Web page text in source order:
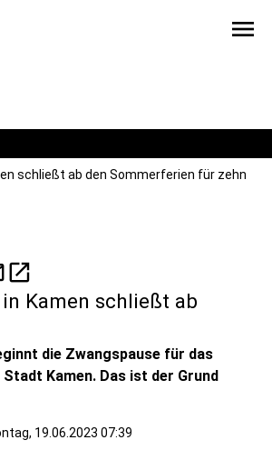
menu
schließt ab den Sommerferien für zehn
open_in_new
Kamen schließt ab
die Zwangspause für das
Kamen. Das ist der Grund
19.06.2023 07:39